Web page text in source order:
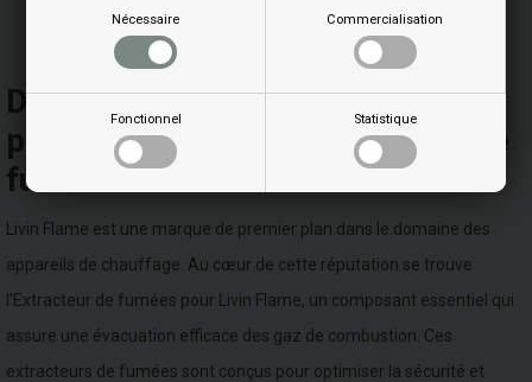
Nécessaire Commercialisation
Fonctionnel Statistique
Découvrez la qualité et les
performances des extracteurs de
fumées Livin Flame
Livin Flame est une marque de premier plan dans le domaine des
appareils de chauffage. Au cœur de cette réputation se trouve
l'Extracteur de fumées pour Livin Flame, un composant essentiel qui
assure une évacuation efficace des gaz de combustion. Ces
extracteurs de fumées sont conçus pour optimiser la sécurité et